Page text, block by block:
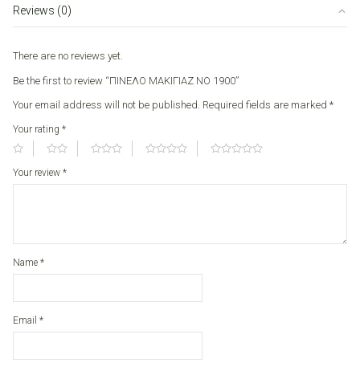
Reviews (0)
There are no reviews yet.
Be the first to review “ΠΙΝΕΛΟ ΜΑΚΙΓΙΑΖ ΝΟ 1900”
Your email address will not be published. Required fields are marked *
Your rating *
Your review *
Name *
Email *